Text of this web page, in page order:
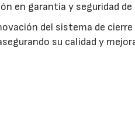
en garantía y seguridad
del sistema de
su calidad y